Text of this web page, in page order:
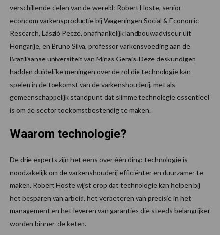
verschillende delen van de wereld: Robert Hoste, senior
econoom varkensproductie bij Wageningen Social & Economic
Research, László Pecze, onafhankelijk landbouwadviseur uit
Hongarije, en Bruno Silva, professor varkensvoeding aan de
Braziliaanse universiteit van Minas Gerais. Deze deskundigen
hadden duidelijke meningen over de rol die technologie kan
spelen in de toekomst van de varkenshouderij, met als
gemeenschappelijk standpunt dat slimme technologie essentieel
is om de sector toekomstbestendig te maken.
Waarom technologie?
De drie experts zijn het eens over één ding: technologie is
noodzakelijk om de varkenshouderij efficiënter en duurzamer te
maken. Robert Hoste wijst erop dat technologie kan helpen bij
het besparen van arbeid, het verbeteren van precisie in het
management en het leveren van garanties die steeds belangrijker
worden binnen de keten.